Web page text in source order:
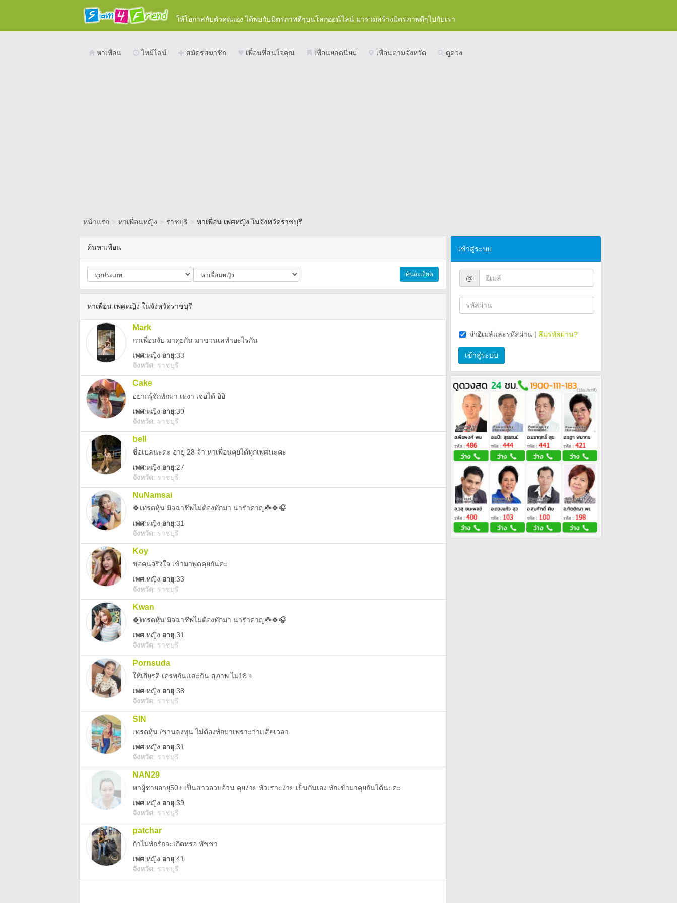
ให้โอกาสกับตัวคุณเอง ได้พบกับมิตรภาพดีๆบนโลกออน์ไลน์ มาร่วมสร้างมิตรภาพดีๆไปกับเรา
หาเพื่อน ไทม์ไลน์ สมัครสมาชิก เพื่อนที่สนใจคุณ เพื่อนยอดนิยม เพื่อนตามจังหวัด ดูดวง
หน้าแรก > หาเพื่อนหญิง > ราชบุรี > หาเพื่อน เพศหญิง ในจังหวัดราชบุรี
ค้นหาเพื่อน
ค้นละเอียด
หาเพื่อน เพศหญิง ในจังหวัดราชบุรี
Mark
กาเพื่อนงับ มาคุยกัน มาขวนเลทำอะไรกัน
เพศ:หญิง อายุ:33
จังหวัด: ราชบุรี
Cake
อยากรุ้จักทักมา เหงา เจอได้ อิอิ
เพศ:หญิง อายุ:30
จังหวัด: ราชบุรี
bell
ชื่อเบลนะคะ อายุ 28 จ้า หาเพื่อนคุยได้ทุกเพศนะคะ
เพศ:หญิง อายุ:27
จังหวัด: ราชบุรี
NuNamsai
🍀เทรดหุ้น มิจฉาชีพไม่ต้องทักมา น่ารำคาญ☘️🍀🎧
เพศ:หญิง อายุ:31
จังหวัด: ราชบุรี
Koy
ขอคนจริงใจ เข้ามาพูดคุยกันค่ะ
เพศ:หญิง อายุ:33
จังหวัด: ราชบุรี
Kwan
🍀⃝เทรดหุ้น มิจฉาชีพไม่ต้องทักมา น่ารำคาญ☘️🍀🎧
เพศ:หญิง อายุ:31
จังหวัด: ราชบุรี
Pornsuda
ให้เกียรติ เครพกันเเละกัน สุภาพ ไม่18 +
เพศ:หญิง อายุ:38
จังหวัด: ราชบุรี
SIN
เทรดหุ้น /ชวนลงทุน ไม่ต้องทักมาเพราะว่าเเสียเวลา
เพศ:หญิง อายุ:31
จังหวัด: ราชบุรี
NAN29
หาผู้ชายอายุ50+ เป็นสาวอวบอ้วน คุยง่าย หัวเราะง่าย เป็นกันเอง ทักเข้ามาคุยกันได้นะคะ
เพศ:หญิง อายุ:39
จังหวัด: ราชบุรี
patchar
ถ้าไม่ทักรักจะเกิดหรอ พัชชา
เพศ:หญิง อายุ:41
จังหวัด: ราชบุรี
เข้าสู่ระบบ
@
จำอีเมล์และรหัสผ่าน | ลืมรหัสผ่าน?
เข้าสู่ระบบ